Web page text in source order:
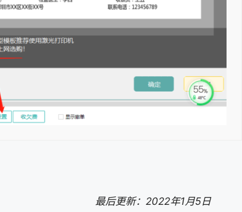
最后更新：2022年1月5日